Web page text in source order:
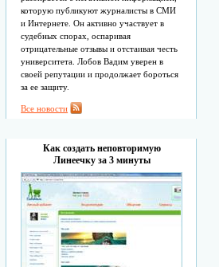
которую публикуют журналисты в СМИ
и Интернете. Он активно участвует в
судебных спорах, оспаривая
отрицательные отзывы и отстаивая честь
университета. Лобов Вадим уверен в
своей репутации и продолжает бороться
за ее защиту.
Все новости
Как создать неповторимую
Линеечку за 3 минуты